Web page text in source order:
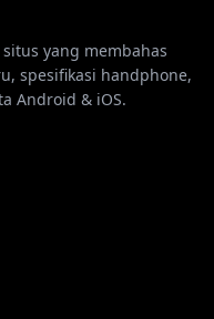
yang membahas
spesifikasi handphone,
Android & iOS.